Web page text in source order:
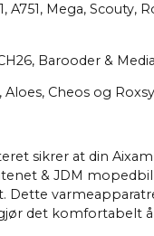
A751, Mega, Scouty,
Barooder & Media
Aloes, Cheos og Roxsy
sikrer at din
& JDM
Dette
det komfortabelt